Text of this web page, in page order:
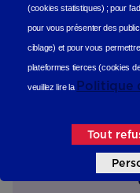
Besoin
(cookies statistiques) ;pour
pour vous présenter des
ciblage) et pour vous
plateformes tierces (cookies
veuillez lire la Politique
Tout